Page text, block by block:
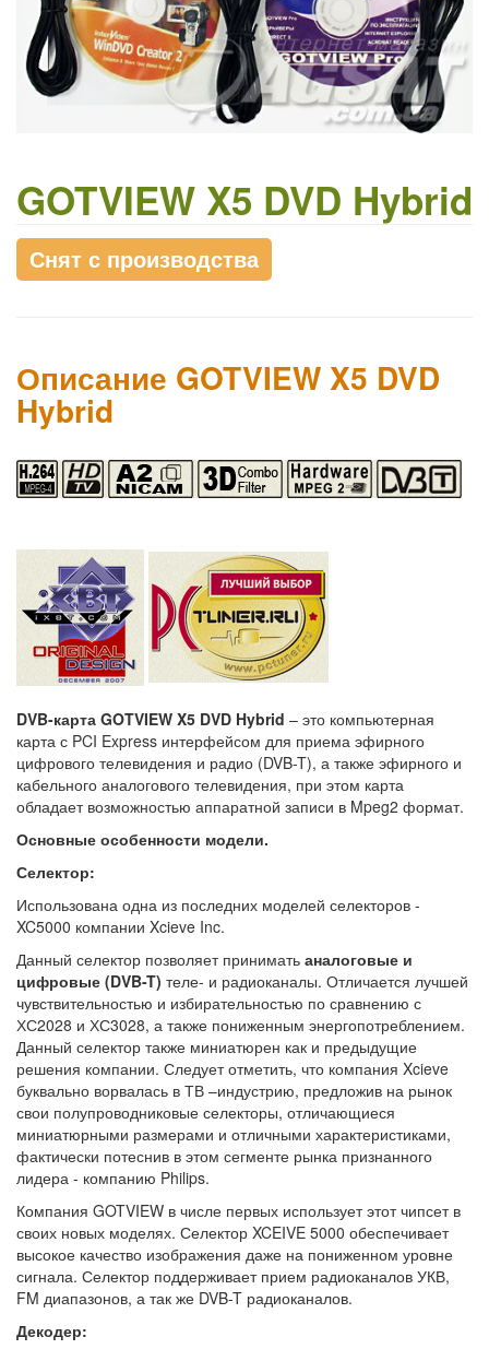
GOTVIEW X5 DVD Hybrid
Снят с производства
Описание GOTVIEW X5 DVD
Hybrid
DVB-карта GOTVIEW X5 DVD Hybrid – это компьютерная
карта с PCI Express интерфейсом для приема эфирного
цифрового телевидения и радио (DVB-T), а также эфирного и
кабельного аналогового телевидения, при этом карта
обладает возможностью аппаратной записи в Mpeg2 формат.
Основные особенности модели.
Селектор:
Использована одна из последних моделей селекторов -
XC5000 компании Xcieve Inc.
Данный селектор позволяет принимать аналоговые и
цифровые (DVB-T) теле- и радиоканалы. Отличается лучшей
чувствительностью и избирательностью по сравнению с
ХС2028 и ХС3028, а также пониженным энергопотреблением.
Данный селектор также миниатюрен как и предыдущие
решения компании. Следует отметить, что компания Xcieve
буквально ворвалась в ТВ –индустрию, предложив на рынок
свои полупроводниковые селекторы, отличающиеся
миниатюрными размерами и отличными характеристиками,
фактически потеснив в этом сегменте рынка признанного
лидера - компанию Philips.
Компания GOTVIEW в числе первых использует этот чипсет в
своих новых моделях. Селектор XCEIVE 5000 обеспечивает
высокое качество изображения даже на пониженном уровне
сигнала. Селектор поддерживает прием радиоканалов УКВ,
FM диапазонов, а так же DVB-T радиоканалов.
Декодер: